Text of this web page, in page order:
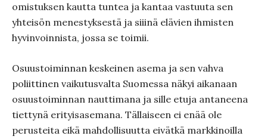
omistuksen kautta tuntea ja kantaa vastuuta sen
yhteisön menestyksestä ja siiinä elävien ihmisten
hyvinvoinnista, jossa se toimii.
Osuustoiminnan keskeinen asema ja sen vahva
poliittinen vaikutusvalta Suomessa näkyi aikanaan
osuustoiminnan nauttimana ja sille etuja antaneena
tiettynä erityisasemana. Tällaiseen ei enää ole
perusteita eikä mahdollisuutta eivätkä markkinoilla